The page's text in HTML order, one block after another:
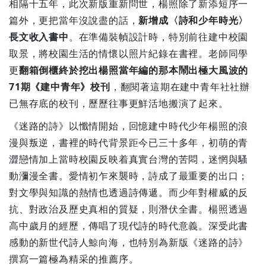
相隔十五年，此次新版重新問世，楊照除了新添短序一
篇外，更把當年沒說盡的話，新增成〈詩和少年時光〉
長文收入書中。在準備裝幀設計時，特別前往建中校園
取景，將校園生活的情懷以照片紀錄在書裡。老師同學
更翻箱倒櫃終於挖出楊照當年編的那本鬧出極大風波的
71期《建中青年》校刊 ，翻閱著這期在建中青年社社辦
已無存底的校刊，歷歷往事更鮮活地搬演了起來。
《迷路的詩》以懺情開始，回憶建中時代少年楊照的浪
漫與叛逆，書裡的時代背景距今已三十多年，初萌的青
澀戀情加上當時校園反映着真實台灣的苦悶，迷惘與騷
動瀰漫全書。愛情初乍來襲時，詩成了最重要的出口；
對文學與知識的熱情也透過詩傳遞。而少年對權威的反
抗、對政治及歷史真相的質疑，則潛伏全書。楊照透過
高中歲月的經歷，傳唱了現代詩的時代意義。深受此書
感動的新世代詩人鯨向海，也特別為新版《迷路的詩》
撰寫一篇極為精采的推薦序。